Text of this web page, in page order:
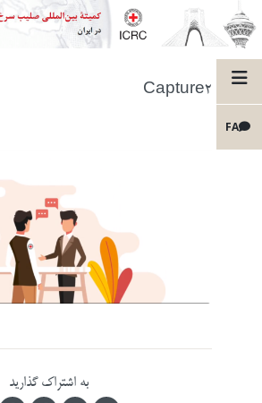
FA
Capture2
به اشتراک گذارید